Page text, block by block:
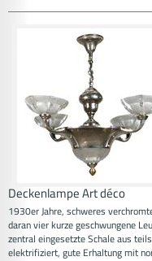
Deckenlampe Art déco
1930er Jahre, schweres
daran vier kurze geschwungene
zentral eingesetzte Schale aus
elektrifiziert, gute Erhaltung mit